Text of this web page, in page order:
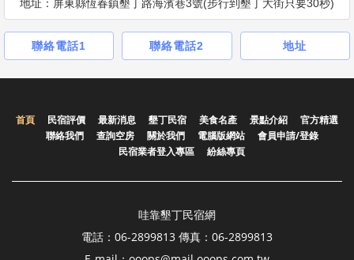
地址：屏東縣恆春鎮墾丁路海濱巷3號(步行到墾丁大街只要30秒)
聯絡電話1 聯絡電話2 地址
首頁 民宿評價 最新消息 墾丁民宿 美食名產 景點介紹
官方精選
聯絡我們
查詢空房 關於我們 電腦版網站
會員申請/登錄
民宿業者登入專區
紛絲專頁
哇靠墾丁民宿網
電話：06-2899813 傳真：06-2899813